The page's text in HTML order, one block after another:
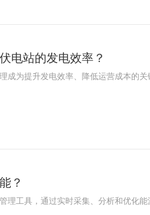
电站的发电效率？
成为提升发电效率、降低运营成本的
？
理工具，通过实时采集、分析和优化